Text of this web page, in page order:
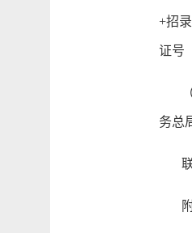
+招
证号
（
务总
联
附